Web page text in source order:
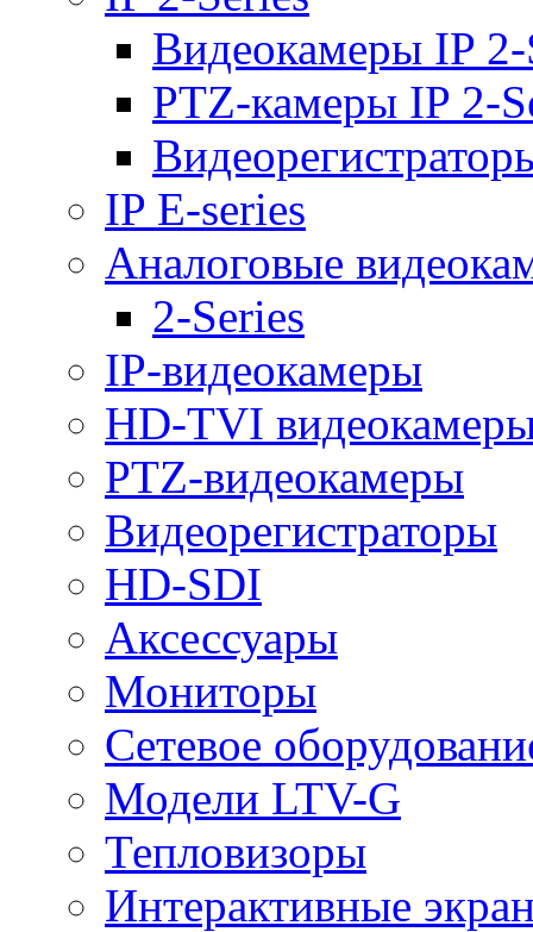
Видеокамеры IP 2-
PTZ-камеры IP 2-
IP E-series
Аналоговые
2-Series
IP-видеокамеры
HD-TVI
PTZ-видеокамеры
Видеорегистраторы
HD-SDI
Аксессуары
Мониторы
Сетевое
Модели LTV-G
Тепловизоры
Интерактивные